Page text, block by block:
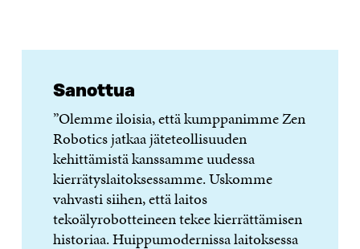
Sanottua
”Olemme iloisia, että kumppanimme Zen
Robotics jatkaa jäteteollisuuden
kehittämistä kanssamme uudessa
kierrätyslaitoksessamme. Uskomme
vahvasti siihen, että laitos
tekoälyrobotteineen tekee kierrättämisen
historiaa. Huippumodernissa laitoksessa